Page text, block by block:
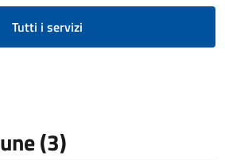
Tutti i servizi
(3)